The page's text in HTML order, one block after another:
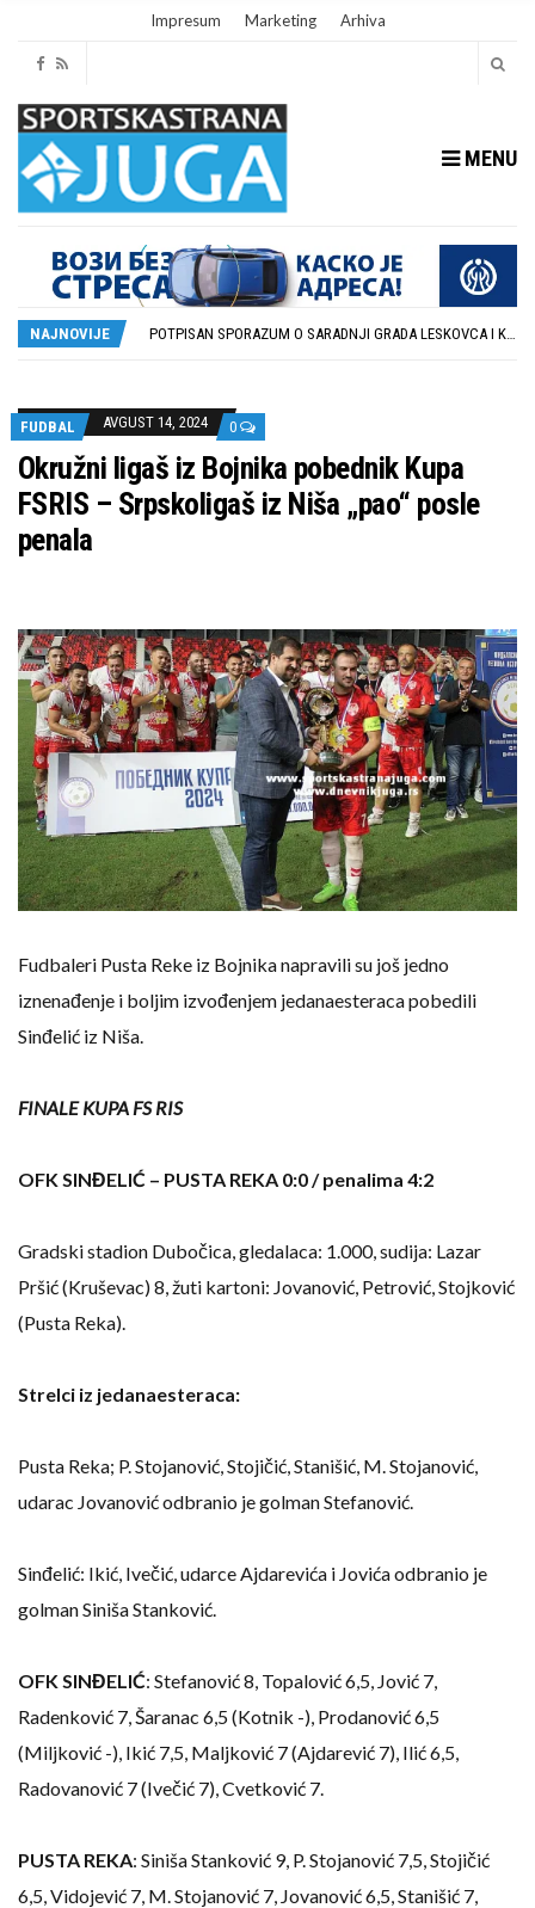
Impresum Marketing Arhiva
MENU
NAJNOVIJE
POTPISAN SPORAZUM O SARADNJI GRADA LESKOVCA I KOMPANIJE MILENIJUM TIM
U GFK DUBOČICA 1923 DANAS ZAVRŠENE REGISTRACIJE PRINOVA
FUDBAL
AVGUST 14, 2024 0
Okružni ligaš iz Bojnika pobednik Kupa
FSRIS – Srpskoligaš iz Niša „pao“ posle
penala
Fudbaleri Pusta Reke iz Bojnika napravili su još jedno
iznenađenje i boljim izvođenjem jedanaesteraca pobedili
Sinđelić iz Niša.
FINALE KUPA FS RIS
OFK SINĐELIĆ – PUSTA REKA 0:0 / penalima 4:2
Gradski stadion Dubočica, gledalaca: 1.000, sudija: Lazar
Pršić (Kruševac) 8, žuti kartoni: Jovanović, Petrović, Stojković
(Pusta Reka).
Strelci iz jedanaesteraca:
Pusta Reka; P. Stojanović, Stojičić, Stanišić, M. Stojanović,
udarac Jovanović odbranio je golman Stefanović.
Sinđelić: Ikić, Ivečić, udarce Ajdarevića i Jovića odbranio je
golman Siniša Stanković.
OFK SINĐELIĆ: Stefanović 8, Topalović 6,5, Jović 7,
Radenković 7, Šaranac 6,5 (Kotnik -), Prodanović 6,5
(Miljković -), Ikić 7,5, Maljković 7 (Ajdarević 7), Ilić 6,5,
Radovanović 7 (Ivečić 7), Cvetković 7.
PUSTA REKA: Siniša Stanković 9, P. Stojanović 7,5, Stojičić
6,5, Vidojević 7, M. Stojanović 7, Jovanović 6,5, Stanišić 7,